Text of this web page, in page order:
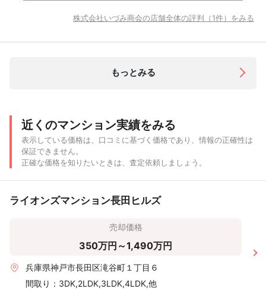
株式会社いづみ商会の店舗全体の評判（1件）をみる
もっとみる
近くのマンション実績をみる
表示している価格は、口コミに基づく価格であり、情報の正確性は
保証できません。
正確な価格を知りたいときは、査定依頼しましょう。
ライオンズマンション長田ヒルズ
売却価格
350万円～1,490万円
兵庫県神戸市長田区滝谷町１丁目６
間取り： 3DK,2LDK,3LDK,4LDK,他